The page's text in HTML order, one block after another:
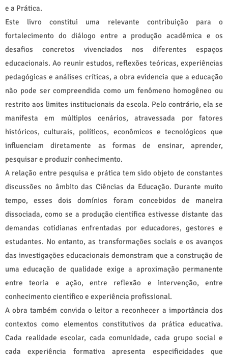
e a Prática.
Este livro constitui uma relevante contribuição para o
fortalecimento do diálogo entre a produção acadêmica e os
desafios concretos vivenciados nos diferentes espaços
educacionais. Ao reunir estudos, reflexões teóricas, experiências
pedagógicas e análises críticas, a obra evidencia que a educação
não pode ser compreendida como um fenômeno homogêneo ou
restrito aos limites institucionais da escola. Pelo contrário, ela se
manifesta em múltiplos cenários, atravessada por fatores
históricos, culturais, políticos, econômicos e tecnológicos que
influenciam diretamente as formas de ensinar, aprender,
pesquisar e produzir conhecimento.
A relação entre pesquisa e prática tem sido objeto de constantes
discussões no âmbito das Ciências da Educação. Durante muito
tempo, esses dois domínios foram concebidos de maneira
dissociada, como se a produção científica estivesse distante das
demandas cotidianas enfrentadas por educadores, gestores e
estudantes. No entanto, as transformações sociais e os avanços
das investigações educacionais demonstram que a construção de
uma educação de qualidade exige a aproximação permanente
entre teoria e ação, entre reflexão e intervenção, entre
conhecimento científico e experiência profissional.
A obra também convida o leitor a reconhecer a importância dos
contextos como elementos constitutivos da prática educativa.
Cada realidade escolar, cada comunidade, cada grupo social e
cada experiência formativa apresenta especificidades que